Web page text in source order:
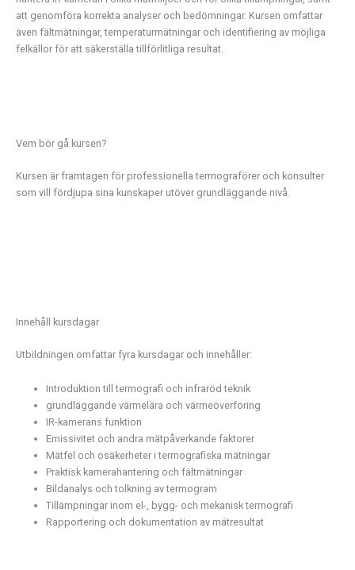
att genomföra korrekta analyser och bedömningar. Kursen omfattar
även fältmätningar, temperaturmätningar och identifiering av möjliga
felkällor för att säkerställa tillförlitliga resultat.
Vem bör gå kursen?​
Kursen är framtagen för professionella termograförer och konsulter
som vill fördjupa sina kunskaper utöver grundläggande nivå.
Innehåll kursdagar
Utbildningen omfattar fyra kursdagar och innehåller:
Introduktion till termografi och infraröd teknik
grundläggande värmelära och värmeöverföring
IR-kamerans funktion
Emissivitet och andra mätpåverkande faktorer
Mätfel och osäkerheter i termografiska mätningar
Praktisk kamerahantering och fältmätningar
Bildanalys och tolkning av termogram
Tillämpningar inom el-, bygg- och mekanisk termografi
Rapportering och dokumentation av mätresultat